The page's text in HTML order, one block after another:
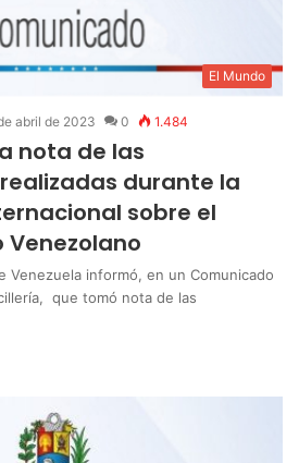
El Mundo
abril de 2023 0 1.484
nota de las
durante la
sobre el
Venezolano
Venezuela informó, en un Comunicado
que tomó nota de las